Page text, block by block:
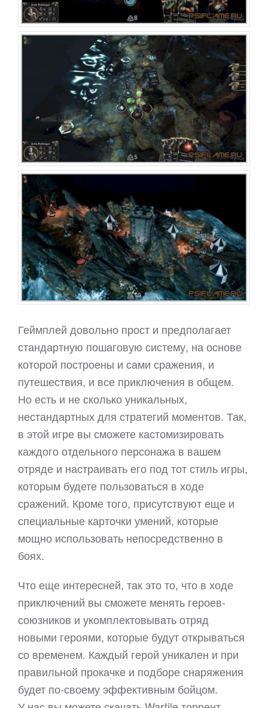
Геймплей довольно прост и предполагает
стандартную пошаговую систему, на основе
которой построены и сами сражения, и
путешествия, и все приключения в общем.
Но есть и не сколько уникальных,
нестандартных для стратегий моментов. Так,
в этой игре вы сможете кастомизировать
каждого отдельного персонажа в вашем
отряде и настраивать его под тот стиль игры,
которым будете пользоваться в ходе
сражений. Кроме того, присутствуют еще и
специальные карточки умений, которые
мощно использовать непосредственно в
боях.
Что еще интересней, так это то, что в ходе
приключений вы сможете менять героев-
союзников и укомплектовывать отряд
новыми героями, которые будут открываться
со временем. Каждый герой уникален и при
правильной прокачке и подборе снаряжения
будет по-своему эффективным бойцом.